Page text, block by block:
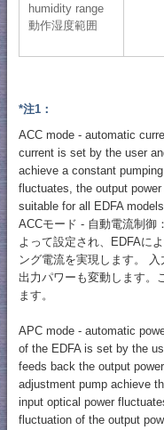
humidity range
動作湿度範囲
*注1：
ACC mode - automatic
current is set by the user
achieve a constant
fluctuates, the output
suitable for all EDFA
ACCモード - 自動電流制御
よって設定され、EDFAに
ング電流を実現します。
出力パワーも変動します。
ます。
APC mode - automatic
of the EDFA is set by the
feeds back the output
adjustment pump achieve
input optical power
fluctuation of the output